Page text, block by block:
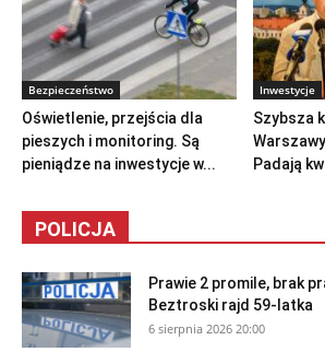
Bezpieczeństwo
Oświetlenie, przejścia dla
pieszych i monitoring. Są
pieniądze na inwestycje w...
Inwestycje
Szybsza
Padają
POLICJA
Prawie 2 promile, brak
Beztroski rajd 59-latka
6 sierpnia 2026 20:00